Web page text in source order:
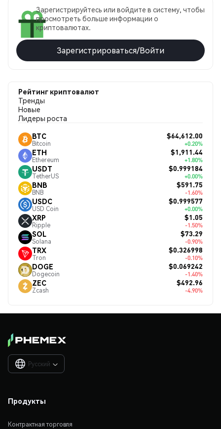
Зарегистрируйтесь или войдите в систему, чтобы
просмотреть больше информации о
криптовалютах.
Зарегистрироваться/Войти
Рейтинг криптовалют
Тренды
Новые
Лидеры роста
BTC
Bitcoin
$64,612.00
+0.20%
ETH
Ethereum
$1,911.44
+1.80%
USDT
TetherUS
$0.999184
+0.00%
BNB
BNB
$591.75
-1.60%
USDC
USD Coin
$0.999577
+0.00%
XRP
Ripple
$1.05
-1.50%
SOL
Solana
$73.29
-0.90%
TRX
Tron
$0.326998
-0.10%
DOGE
Dogecoin
$0.069242
-1.40%
ZEC
Zcash
$492.96
-4.90%
Русский 
Продукты
Контрактная торговля